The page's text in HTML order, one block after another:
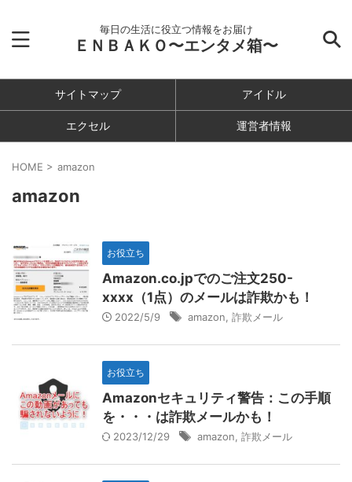
毎日の生活に役立つ情報をお届け
ＥＮＢＡＫＯ〜エンタメ箱〜
サイトマップ アイドル
エクセル 運営者情報
HOME > amazon
amazon
お役立ち
Amazon.co.jpでのご注文250-
xxxx（1点）のメールは詐欺かも！
2022/5/9 amazon 詐欺メール
お役立ち
Amazonセキュリティ警告：この手順
を・・・は詐欺メールかも！
2023/12/29 amazon 詐欺メール